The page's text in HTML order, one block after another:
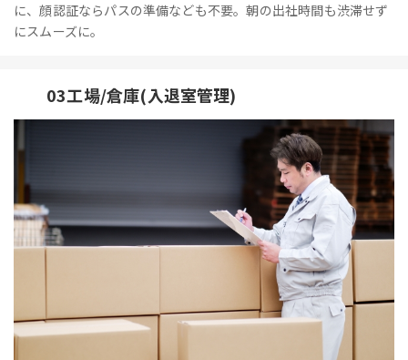
に、顔認証ならパスの準備なども不要。朝の出社時間も渋滞せず
にスムーズに。
03工場/倉庫(入退室管理)